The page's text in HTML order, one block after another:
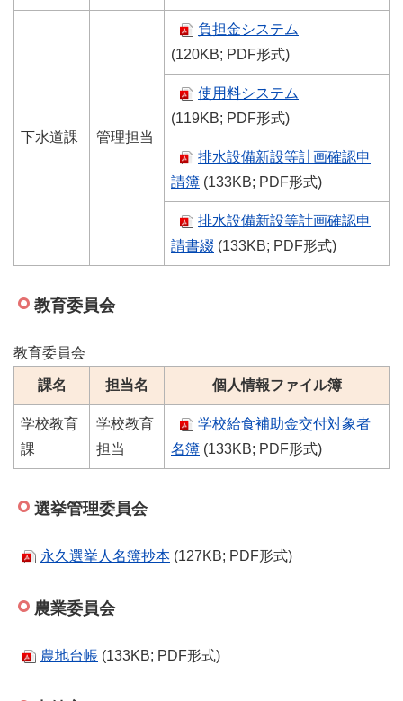
下水道課 管理担当
負担金システム
(120KB; PDF形式)
使用料システム
(119KB; PDF形式)
排水設備新設等計画確認申
請簿 (133KB; PDF形式)
排水設備新設等計画確認申
請書綴 (133KB; PDF形式)
教育委員会
教育委員会
課名 担当名 個人情報ファイル簿
学校教育
課
学校教育
担当
学校給食補助金交付対象者
名簿 (133KB; PDF形式)
選挙管理委員会
永久選挙人名簿抄本 (127KB; PDF形式)
農業委員会
農地台帳 (133KB; PDF形式)